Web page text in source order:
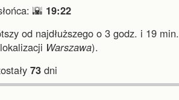
🌇 19:22
od najdłuższego o 3 godz. i 19 min.
Warszawa).
73 dni